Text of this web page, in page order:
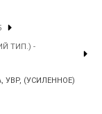
ТИП.) -
УВР, (УСИЛЕННОЕ)